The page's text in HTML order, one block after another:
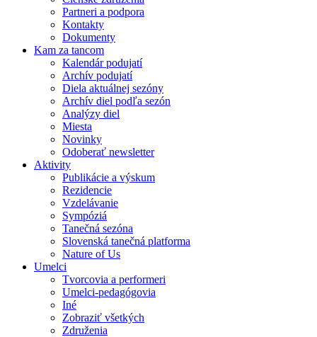
Partneri a podpora
Kontakty
Dokumenty
Kam za tancom
Kalendár podujatí
Archív podujatí
Diela aktuálnej sezóny
Archív diel podľa sezón
Analýzy diel
Miesta
Novinky
Odoberať newsletter
Aktivity
Publikácie a výskum
Rezidencie
Vzdelávanie
Sympóziá
Tanečná sezóna
Slovenská tanečná platforma
Nature of Us
Umelci
Tvorcovia a performeri
Umelci-pedagógovia
Iné
Zobraziť všetkých
Združenia